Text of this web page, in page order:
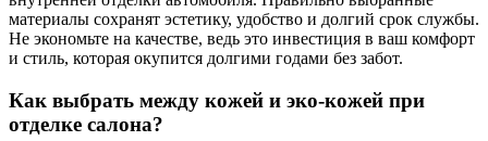
материалы сохранят эстетику, удобство и долгий срок службы.
Не экономьте на качестве, ведь это инвестиция в ваш комфорт
и стиль, которая окупится долгими годами без забот.
Как выбрать между кожей и эко-кожей при
отделке салона?